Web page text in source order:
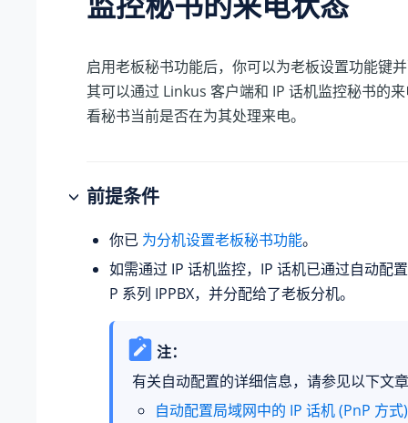
启用老板秘书功能后，你可以为老板设置功能键
其可以通过 Linkus 客户端和 IP 话机监控秘书的
看秘书当前是否在为其处理来电。
前提条件
你已 为分机设置老板秘书功能。
如需通过 IP 话机监控，IP 话机已通过自动配
P 系列 IPPBX，并分配给了老板分机。
注：
有关自动配置的详细信息，请参见以下文
自动配置局域网中的 IP 话机 (PnP 方式)